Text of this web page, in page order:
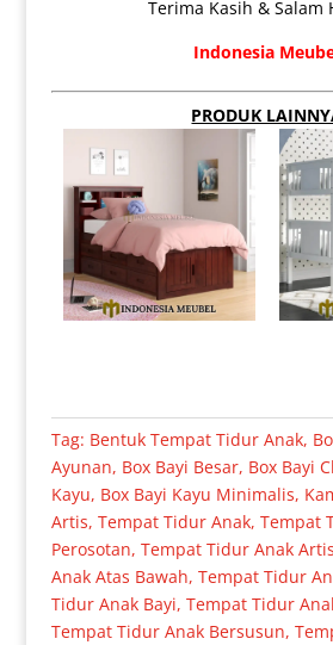
Terima Kasih & Salam
Indonesia
PRODUK
Tag: Bentuk Tempat Tidur Anak,
Ayunan, Box Bayi Besar, Box Bayi
Kayu, Box Bayi Kayu Minimalis,
Artis, Tempat Tidur Anak, Tempat
Perosotan, Tempat Tidur Anak Artis
Anak Atas Bawah, Tempat Tidur
Tidur Anak Bayi, Tempat Tidur
Tempat Tidur Anak Bersusun,